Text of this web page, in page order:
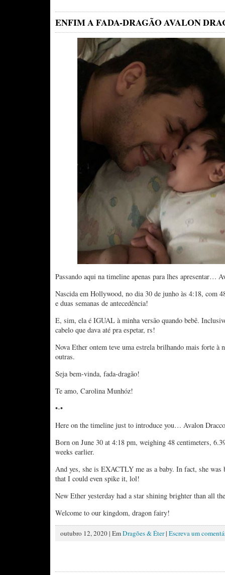
ENFIM A FADA-DRAGÃO AVALON
Passando aqui na timeline apenas para lhes apresentar…
Nascida em Hollywood, no dia 30 de junho às 4:18, com
e duas semanas de antecedência!
E, sim, ela é IGUAL à minha versão quando bebê.
cabelo que dava até pra espetar, rs!
Nova Ether ontem teve uma estrela brilhando mais forte à
outras.
Seja bem-vinda, fada-dragão!
Te amo, Carolina Munhóz!
•-•
Here on the timeline just to introduce you… Avalon
Born on June 30 at 4:18 pm, weighing 48 centimeters,
weeks earlier.
And yes, she is EXACTLY me as a baby. In fact, she
that I could even spike it, lol!
New Ether yesterday had a star shining brighter than all
Welcome to our kingdom, dragon fairy!
outubro 12, 2020 | EmDragões & Éter| Escreva um